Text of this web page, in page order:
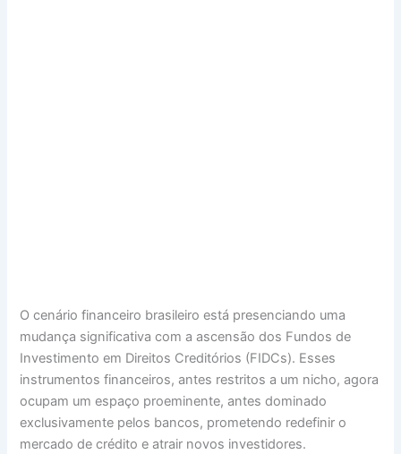
O cenário financeiro brasileiro está presenciando uma
mudança significativa com a ascensão dos Fundos de
Investimento em Direitos Creditórios (FIDCs). Esses
instrumentos financeiros, antes restritos a um nicho, agora
ocupam um espaço proeminente, antes dominado
exclusivamente pelos bancos, prometendo redefinir o
mercado de crédito e atrair novos investidores.